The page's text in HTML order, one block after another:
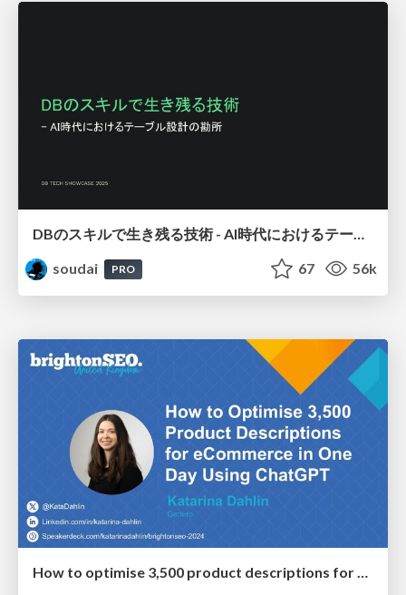
DBのスキルで生き残る技術 - AI時代におけるテーブル設計の勘所
soudai
PRO 67 56k